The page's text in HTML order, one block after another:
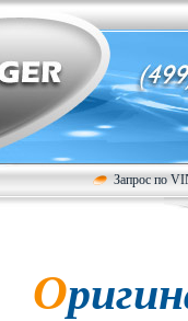
Запрос по
Оригинальные колесные диски